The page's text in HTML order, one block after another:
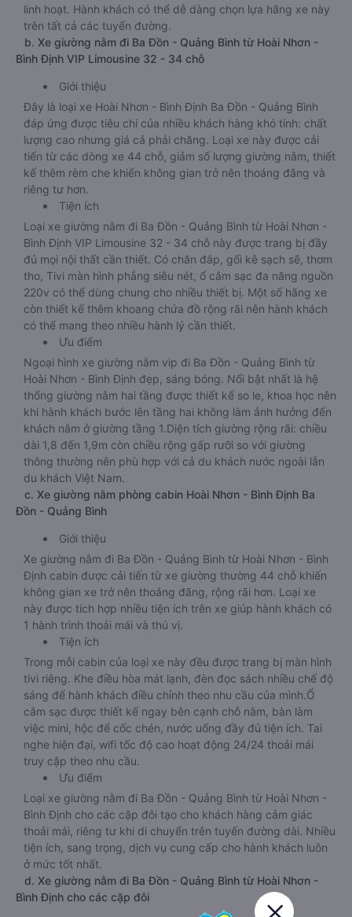
linh hoạt. Hành khách có thể dễ dàng chọn lựa hãng xe này
trên tất cả các tuyến đường.
b. Xe giường nằm đi Ba Đồn - Quảng Bình từ Hoài Nhơn -
Bình Định VIP Limousine 32 - 34 chỗ
Giới thiệu
Đây là loại xe Hoài Nhơn - Bình Định Ba Đồn - Quảng Bình
đáp ứng được tiêu chí của nhiều khách hàng khó tính: chất
lượng cao nhưng giá cả phải chăng. Loại xe này được cải
tiến từ các dòng xe 44 chỗ, giảm số lượng giường nằm, thiết
kế thêm rèm che khiến không gian trở nên thoáng đãng và
riêng tư hơn.
Tiện ích
Loại xe giường nằm đi Ba Đồn - Quảng Bình từ Hoài Nhơn -
Bình Định VIP Limousine 32 - 34 chỗ này được trang bị đầy
đủ mọi nội thất cần thiết. Có chăn đắp, gối kê sạch sẽ, thơm
tho, Tivi màn hình phẳng siêu nét, ổ cắm sạc đa năng nguồn
220v có thể dùng chung cho nhiều thiết bị. Một số hãng xe
còn thiết kế thêm khoang chứa đồ rộng rãi nên hành khách
có thể mang theo nhiều hành lý cần thiết.
Ưu điểm
Ngoại hình xe giường nằm vip đi Ba Đồn - Quảng Bình từ
Hoài Nhơn - Bình Định đẹp, sáng bóng. Nổi bật nhất là hệ
thống giường nằm hai tầng được thiết kế so le, khoa học nên
khi hành khách bước lên tầng hai không làm ảnh hưởng đến
khách nằm ở giường tầng 1.Diện tích giường rộng rãi: chiều
dài 1,8 đến 1,9m còn chiều rộng gấp rưỡi so với giường
thông thường nên phù hợp với cả du khách nước ngoài lẫn
du khách Việt Nam.
c. Xe giường nằm phòng cabin Hoài Nhơn - Bình Định Ba
Đồn - Quảng Bình
Giới thiệu
Xe giường nằm đi Ba Đồn - Quảng Bình từ Hoài Nhơn - Bình
Định cabin được cải tiến từ xe giường thường 44 chỗ khiến
không gian xe trở nên thoáng đãng, rộng rãi hơn. Loại xe
này được tích hợp nhiều tiện ích trên xe giúp hành khách có
1 hành trình thoải mái và thú vị.
Tiện ích
Trong mỗi cabin của loại xe này đều được trang bị màn hình
tivi riêng. Khe điều hòa mát lạnh, đèn đọc sách nhiều chế độ
sáng để hành khách điều chỉnh theo nhu cầu của mình.Ổ
cắm sạc được thiết kế ngay bên cạnh chỗ nằm, bàn làm
việc mini, hộc để cốc chén, nước uống đầy đủ tiện ích. Tai
nghe hiện đại, wifi tốc độ cao hoạt động 24/24 thoải mái
truy cập theo nhu cầu.
Ưu điểm
Loại xe giường nằm đi Ba Đồn - Quảng Bình từ Hoài Nhơn -
Bình Định cho các cặp đôi tạo cho khách hàng cảm giác
thoải mái, riêng tư khi di chuyển trên tuyến đường dài. Nhiều
tiện ích, sang trọng, dịch vụ cung cấp cho hành khách luôn
ở mức tốt nhất.
d. Xe giường nằm đi Ba Đồn - Quảng Bình từ Hoài Nhơn -
Bình Định cho các cặp đôi